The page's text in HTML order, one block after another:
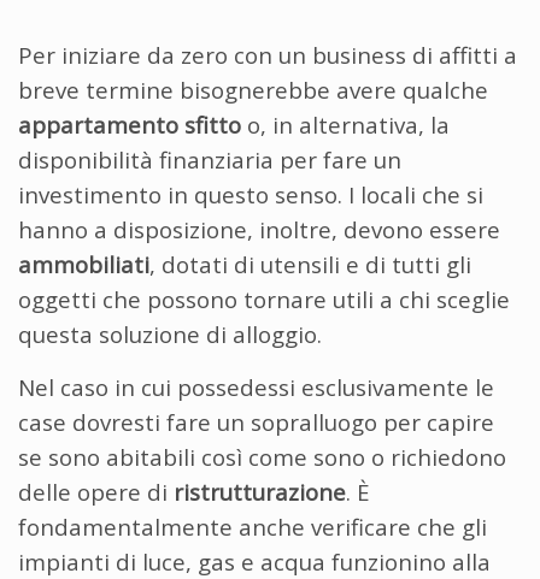
Per iniziare da zero con un business di affitti a
breve termine bisognerebbe avere qualche
appartamento sfitto o, in alternativa, la
disponibilità finanziaria per fare un
investimento in questo senso. I locali che si
hanno a disposizione, inoltre, devono essere
ammobiliati, dotati di utensili e di tutti gli
oggetti che possono tornare utili a chi sceglie
questa soluzione di alloggio.
Nel caso in cui possedessi esclusivamente le
case dovresti fare un sopralluogo per capire
se sono abitabili così come sono o richiedono
delle opere di ristrutturazione. È
fondamentalmente anche verificare che gli
impianti di luce, gas e acqua funzionino alla